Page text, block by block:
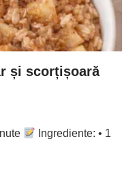
și scorțișoară
Ingrediente: • 1